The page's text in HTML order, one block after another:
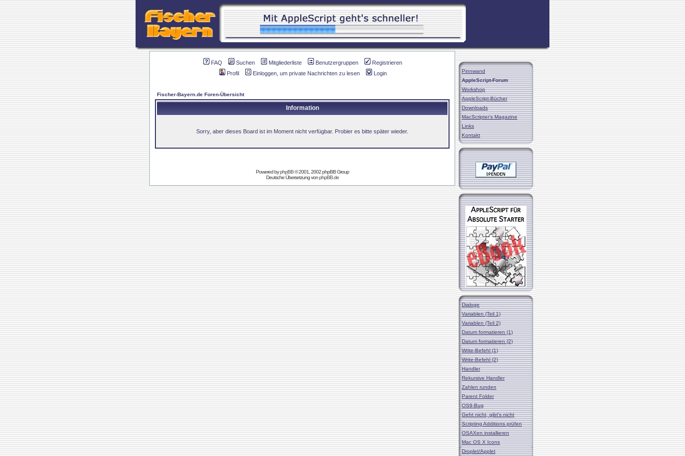
FAQ Suchen Mitgliederliste Benutzergruppen
Registrieren
Profil
Einloggen, um private Nachrichten zu lesen Login
Fischer-Bayern.de Foren-Übersicht
Information
Sorry, aber dieses Board ist im Moment nicht verfügbar. Probier es bitte später wieder.
Powered byphpBB© 2001, 2002 phpBB Group
Deutsche Übersetzung vonphpBB.de
Pinnwand
AppleScript-Forum
Workshop
AppleScript-Bücher
Downloads
MacScripter's Magazine
Links
Kontakt
Dialoge
Variablen (Teil 1)
Variablen (Teil 2)
Datum formatieren (1)
Datum formatieren (2)
Write-Befehl (1)
Write-Befehl (2)
Handler
Rekursive Handler
Zahlen runden
Parent Folder
OS9-Bug
Geht nicht, gibt's nicht
Scripting Additions prüfen
OSAXen installieren
Mac OS X Icons
Droplet/Applet